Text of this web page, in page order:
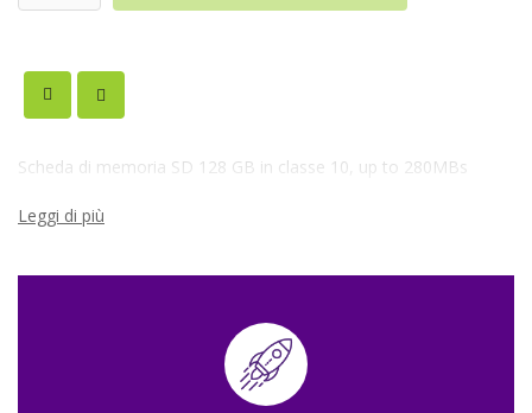
Scheda di memoria SD 128 GB in classe 10, up to 280MBs
Leggi di più